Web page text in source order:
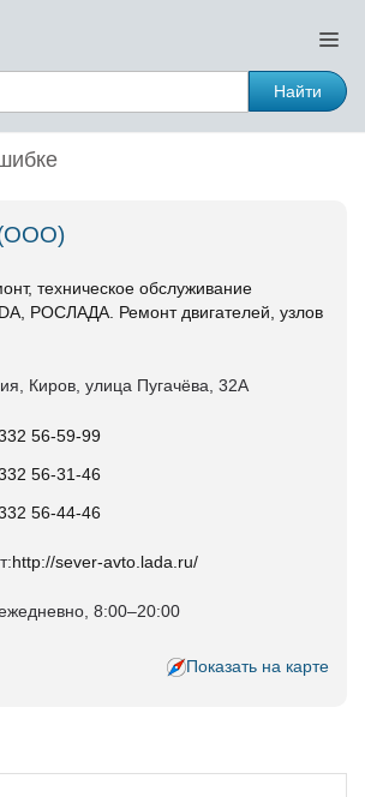
Найти
(ООО)
техническое обслуживание
РОСЛАДА. Ремонт двигателей, узлов
Киров, улица Пугачёва, 32А
56‑59-99
56‑31-46
56‑44-46
http://sever-avto.lada.ru/
8:00–20:00
Показать на карте